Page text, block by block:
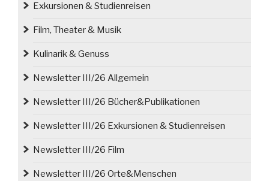
Exkursionen & Studienreisen
Film, Theater & Musik
Kulinarik & Genuss
Newsletter III/26 Allgemein
Newsletter III/26 Bücher&Publikationen
Newsletter III/26 Exkursionen & Studienreisen
Newsletter III/26 Film
Newsletter III/26 Orte&Menschen